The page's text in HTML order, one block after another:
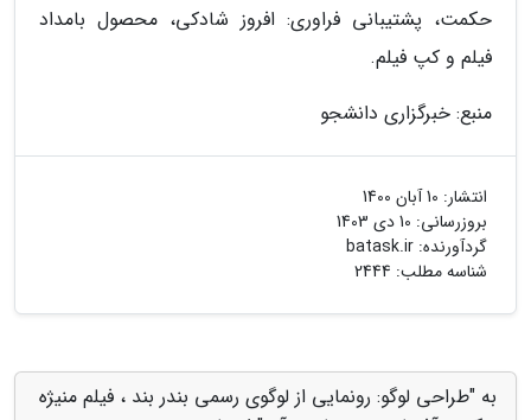
حکمت، پشتیبانی فراوری: افروز شادکی، محصول بامداد
فیلم و کپ فیلم.
منبع: خبرگزاری دانشجو
انتشار: 10 آبان 1400
بروزرسانی: 10 دی 1403
گردآورنده: batask.ir
شناسه مطلب: 2444
به "طراحی لوگو: رونمایی از لوگوی رسمی بندر بند ، فیلم منیژه